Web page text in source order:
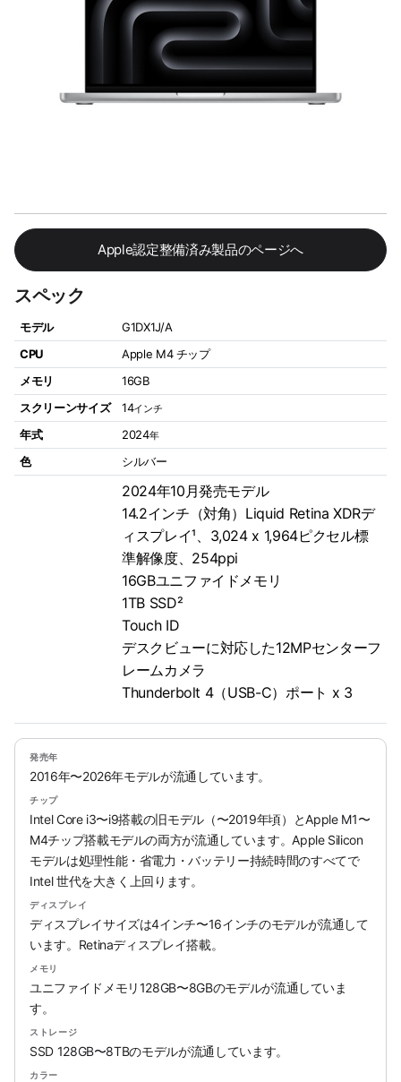
Apple認定整備済み製品のページへ
スペック
モデル
G1DX1J/A
CPU
Apple M4 チップ
メモリ
16GB
スクリーンサイズ
14インチ
年式 2024年
色 シルバー
2024年10月発売モデル
14.2インチ（対角）Liquid Retina XDRデ
ィスプレイ¹、3,024 x 1,964ピクセル標
準解像度、254ppi
16GBユニファイドメモリ
1TB SSD²
Touch ID
デスクビューに対応した12MPセンターフ
レームカメラ
Thunderbolt 4（USB-C）ポート x 3
発売年
2016年〜2026年モデルが流通しています。
チップ
Intel Core i3〜i9搭載の旧モデル（〜2019年頃）とApple M1〜
M4チップ搭載モデルの両方が流通しています。Apple Silicon
モデルは処理性能・省電力・バッテリー持続時間のすべてで
Intel 世代を大きく上回ります。
ディスプレイ
ディスプレイサイズは4インチ〜16インチのモデルが流通して
います。Retinaディスプレイ搭載。
メモリ
ユニファイドメモリ128GB〜8GBのモデルが流通していま
す。
ストレージ
SSD 128GB〜8TBのモデルが流通しています。
カラー